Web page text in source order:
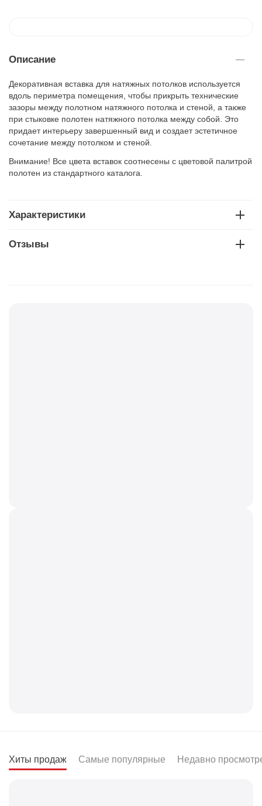
Описание
Декоративная вставка для натяжных потолков используется
вдоль периметра помещения, чтобы прикрыть технические
зазоры между полотном натяжного потолка и стеной, а также
при стыковке полотен натяжного потолка между собой. Это
придает интерьеру завершенный вид и создает эстетичное
сочетание между потолком и стеной.
Внимание! Все цвета вставок соотнесены с цветовой палитрой
полотен из стандартного каталога.
Характеристики
Отзывы
Хиты продаж Самые популярные Недавно